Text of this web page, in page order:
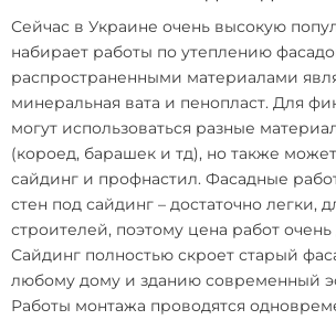
Сейчас в Украине очень высокую
набирает работы по утеплению
распространенными материалами
минеральная вата и пенопласт. Для
могут использоваться разные
(короед, барашек и тд), но также
сайдинг и профнастил. Фасадные
стен под сайдинг – достаточно легки,
строителей, поэтому цена работ очень
Сайдинг полностью скроет старый
любому дому и зданию современный
Работы монтажа проводятся